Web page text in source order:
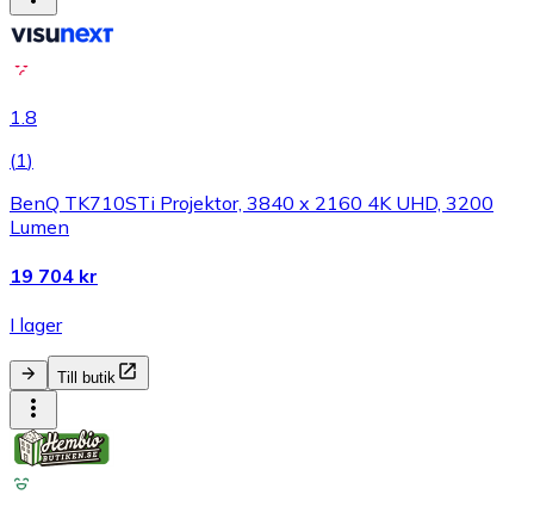
1.8
(1)
BenQ TK710STi Projektor, 3840 x 2160 4K UHD, 3200
Lumen
19 704 kr
I lager
Till butik